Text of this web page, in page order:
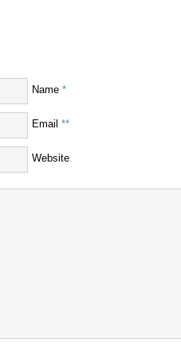
Name *
Email **
Website